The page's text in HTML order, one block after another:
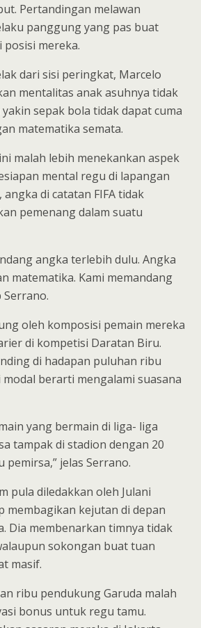
Pertandingan melawan
panggung yang pas buat
mereka.
dari sisi peringkat, Marcelo
mentalitas anak asuhnya tidak
sepak bola tidak dapat cuma
matematika semata.
malah lebih menekankan aspek
mental regu di lapangan
di catatan FIFA tidak
pemenang dalam suatu
angka terlebih dulu. Angka
matematika. Kami memandang
Serrano.
oleh komposisi pemain mereka
di kompetisi Daratan Biru.
di hadapan puluhan ribu
berarti mengalami suasana
yang bermain di liga- liga
tampak di stadion dengan 20
pemirsa,” jelas Serrano.
pula diledakkan oleh Julani
membagikan kejutan di depan
Dia membenarkan timnya tidak
sokongan buat tuan
masif.
ribu pendukung Garuda malah
bonus untuk regu tamu.